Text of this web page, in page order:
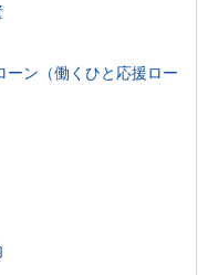
ーン（働くひと応援ロー